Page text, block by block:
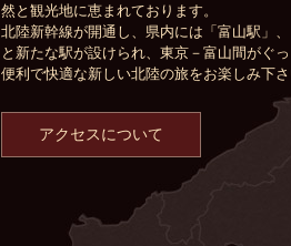
然と観光地に恵まれております。
北陸新幹線が開通し、県内には「富山駅」
と新たな駅が設けられ、東京－富山間がぐっ
便利で快適な新しい北陸の旅をお楽しみ下さ
アクセスについて